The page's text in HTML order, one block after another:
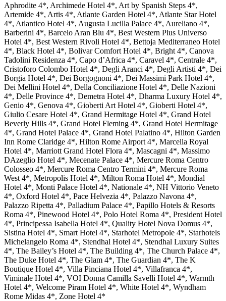
Aphrodite 4*, Archimede Hotel 4*, Art by Spanish Steps 4*,
Artemide 4*, Artis 4*, Atlante Garden Hotel 4*, Atlante Star Hotel
4*, Atlantico Hotel 4*, Augusta Lucilla Palace 4*, Aureliano 4*,
Barberini 4*, Barcelo Aran Blu 4*, Best Western Plus Universo
Hotel 4*, Best Western Rivoli Hotel 4*, Bettoja Mediterraneo Hotel
4*, Black Hotel 4*, Bolivar Comfort Hotel 4*, Bright 4*, Canova
Tadolini Residenza 4*, Capo d’Africa 4*, Caravel 4*, Centrale 4*,
Cristoforo Colombo Hotel 4*, Degli Aranci 4*, Degli Artisti 4*, Dei
Borgia Hotel 4*, Dei Borgognoni 4*, Dei Massimi Park Hotel 4*,
Dei Mellini Hotel 4*, Della Conciliazione Hotel 4*, Delle Nazioni
4*, Delle Province 4*, Demetra Hotel 4*, Dharma Luxury Hotel 4*,
Genio 4*, Genova 4*, Gioberti Art Hotel 4*, Gioberti Hotel 4*,
Giulio Cesare Hotel 4*, Grand Hermitage Hotel 4*, Grand Hotel
Beverly Hills 4*, Grand Hotel Fleming 4*, Grand Hotel Hermitage
4*, Grand Hotel Palace 4*, Grand Hotel Palatino 4*, Hilton Garden
Inn Rome Claridge 4*, Hilton Rome Airport 4*, Marcella Royal
Hotel 4*, Marriott Grand Hotel Flora 4*, Mascagni 4*, Massimo
DAzeglio Hotel 4*, Mecenate Palace 4*, Mercure Roma Centro
Colosseo 4*, Mercure Roma Centro Termini 4*, Mercure Roma
West 4*, Metropolis Hotel 4*, Milton Roma Hotel 4*, Mondial
Hotel 4*, Monti Palace Hotel 4*, Nationale 4*, NH Vittorio Veneto
4*, Oxford Hotel 4*, Pace Helvezia 4*, Palazzo Navona 4*,
Palazzo Ripetta 4*, Palladium Palace 4*, Papillo Hotels & Resorts
Roma 4*, Pinewood Hotel 4*, Polo Hotel Roma 4*, President Hotel
4*, Principessa Isabella Hotel 4*, Quality Hotel Nova Domus 4*,
Sistina Hotel 4*, Smart Hotel 4*, Starhotel Metropole 4*, Starhotels
Michelangelo Roma 4*, Stendhal Hotel 4*, Stendhal Luxury Suites
4*, The Bailey’s Hotel 4*, The Building 4*, The Church Palace 4*,
The Duke Hotel 4*, The Glam 4*, The Guardian 4*, The K
Boutique Hotel 4*, Villa Pinciana Hotel 4*, Villafranca 4*,
Viminale Hotel 4*, VOI Donna Camilla Savelli Hotel 4*, Warmth
Hotel 4*, Welcome Piram Hotel 4*, White Hotel 4*, Wyndham
Rome Midas 4*, Zone Hotel 4*